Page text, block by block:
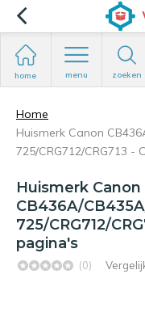
home menu zoeken
Home
Huismerk Canon
725/CRG712/CRG713 -
Huismerk Canon
CB436A/
725/CRG712/
pagina's
(0)